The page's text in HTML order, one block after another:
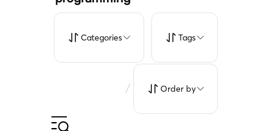
Categories Tags
/ Order by